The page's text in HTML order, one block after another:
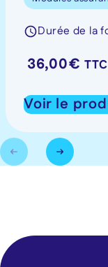
Durée de la
36,00€ TTC
Voir le